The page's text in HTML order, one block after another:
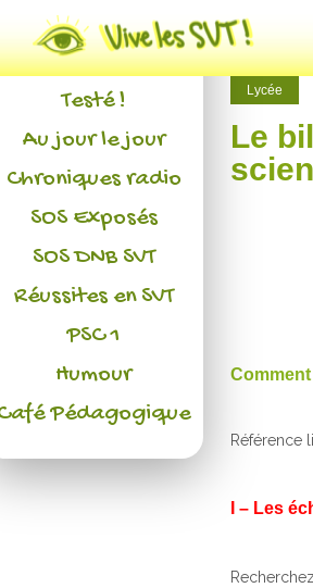
Lycée
Le
Référence
I – Les
Actualités
L'association
Testé !
Au jour le jour
Chroniques radio
SOS Exposés
SOS DNB SVT
Réussites en SVT
PSC 1
Humour
Pédagogique